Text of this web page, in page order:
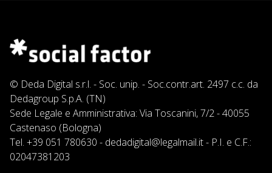
© Deda Digital s.r.l. - Soc. unip. - Soc.contr.art. 2497 c.c. da
Dedagroup S.p.A. (TN)
Sede Legale e Amministrativa: Via Toscanini, 7/2 - 40055
Castenaso (Bologna)
Tel. +39 051 780630 - dedadigital@legalmail.it- P.I. e C.F.:
02047381203